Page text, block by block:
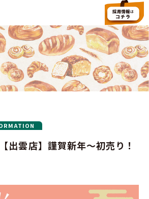
出雲店】謹賀新年～初売り！